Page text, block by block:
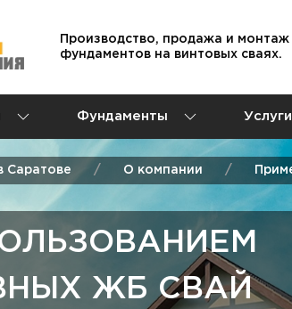
Производство, продажа и монтаж
фундаментов на винтовых сваях.
Фундаменты Услуги
Саратове О компании
ЖБ СВАЙ